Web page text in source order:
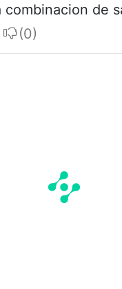
combinacion de
I do not